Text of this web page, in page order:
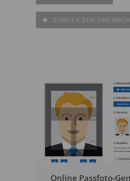
ZURÜCK ZUR
Online Passfoto-